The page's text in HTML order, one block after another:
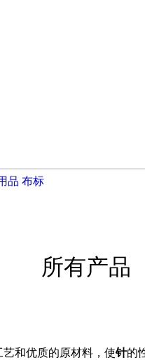
品 布标
所有产品
和优质的原材料，使针的